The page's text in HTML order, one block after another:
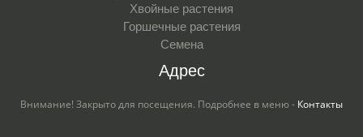
Хвойные растения
Горшечные растения
Семена
Адрес
Внимание! Закрыто для посещения. Подробнее в меню - Контакты